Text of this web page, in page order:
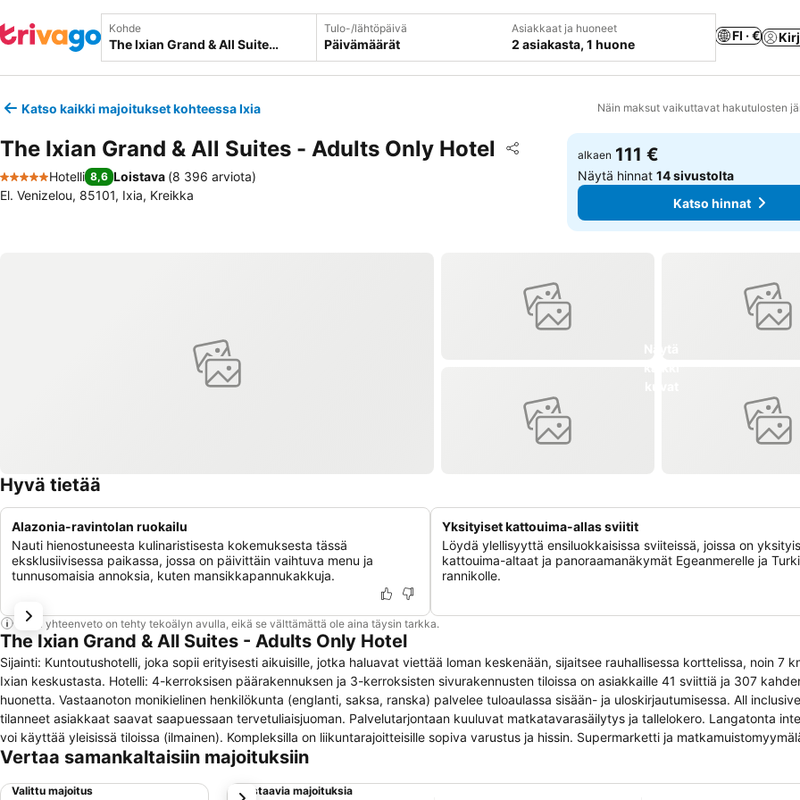
Kohde Tulo-/lähtöpäivä
Päivämäärät
Asiakkaat ja huoneet
2 asiakasta, 1 huone
FI · €
Katso kaikki majoitukset kohteessa Ixia Näin maksut vaikuttavat hakutulosten
The Ixian Grand & All Suites - Adults Only Hotel Jaa
Lisää suosikkeihin
5 Tähtiluokitus
Hotelli 8,6 Loistava (8 396 arviota)
El. Venizelou, 85101, Ixia, Kreikka
alkaen 111 €
Näytä hinnat14 sivustolta
Katso hinnat
Hyvä tietää
Alazonia-ravintolan ruokailu
Nauti hienostuneesta kulinaristisesta kokemuksesta tässä
eksklusiivisessa paikassa, jossa on päivittäin vaihtuva menu ja
tunnusomaisia annoksia, kuten mansikkapannukakkuja.
Yksityiset kattouima-allas sviitit
Löydä ylellisyyttä ensiluokkaisissa sviiteissä, joissa on
kattouima-altaat ja panoraamanäkymät Egeanmerelle ja
rannikolle.
Tämä yhteenveto on tehty tekoälyn avulla, eikä se välttämättä ole aina täysin tarkka.
The Ixian Grand & All Suites - Adults Only Hotel
Sijainti: Kuntoutushotelli, joka sopii erityisesti aikuisille, jotka haluavat viettää loman keskenään, sijaitsee rauhallisessa korttelissa, noin 7
Ixian keskustasta. Hotelli: 4-kerroksisen päärakennuksen ja 3-kerroksisten sivurakennusten tiloissa on asiakkaille 41 sviittiä ja 307
huonetta. Vastaanoton monikielinen henkilökunta (englanti, saksa, ranska) palvelee tuloaulassa sisään- ja uloskirjautumisessa. All
tilanneet asiakkaat saavat saapuessaan tervetuliaisjuoman. Palvelutarjontaan kuuluvat matkatavarasäilytys ja tallelokero. Langatonta
voi käyttää yleisissä tiloissa (ilmainen). Kompleksilla on liikuntarajoitteisille sopiva varustus ja hissin. Supermarketti ja
liikkeet tarjoavat hyviä ostosmahdollisuuksia. Rauhasta ja raikkaasta ilmasta voi nauttia alueella olevassa puutarhassa. Kompleksin muihin
kuljetuspalvelu, huonepalvelu, herätyspalvelu, pesupalvelu, pikkolopalvelu ja hotellilääkäri. Pyörävuokraamo tarjoaa aktiivimatkailijoille
Vertaa samankaltaisiin majoituksiin
Valittu majoitus Vastaavia majoituksia
seuraava